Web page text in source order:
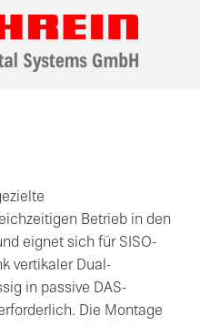
Betrieb in den
eignet sich für SISO-
vertikaler Dual-
in passive DAS-
Die Montage